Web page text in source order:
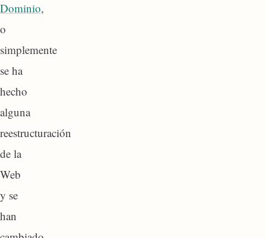
Dominio,
o
simplemente
se ha
hecho
alguna
reestructuración
de la
Web
y se
han